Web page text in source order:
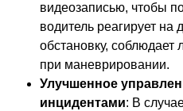
видеозаписью, чтобы
водитель реагирует на
обстановку, соблюдает
при маневрировании.
Улучшенное
инцидентами: В